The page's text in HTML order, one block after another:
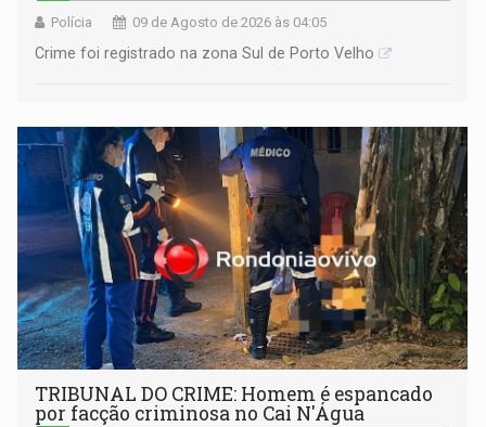
Polícia 09 de Agosto de 2026 às 04:05
Crime foi registrado na zona Sul de Porto Velho
TRIBUNAL DO CRIME: Homem é espancado
por facção criminosa no Cai N'Água